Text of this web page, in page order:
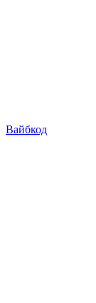
Вайбкод